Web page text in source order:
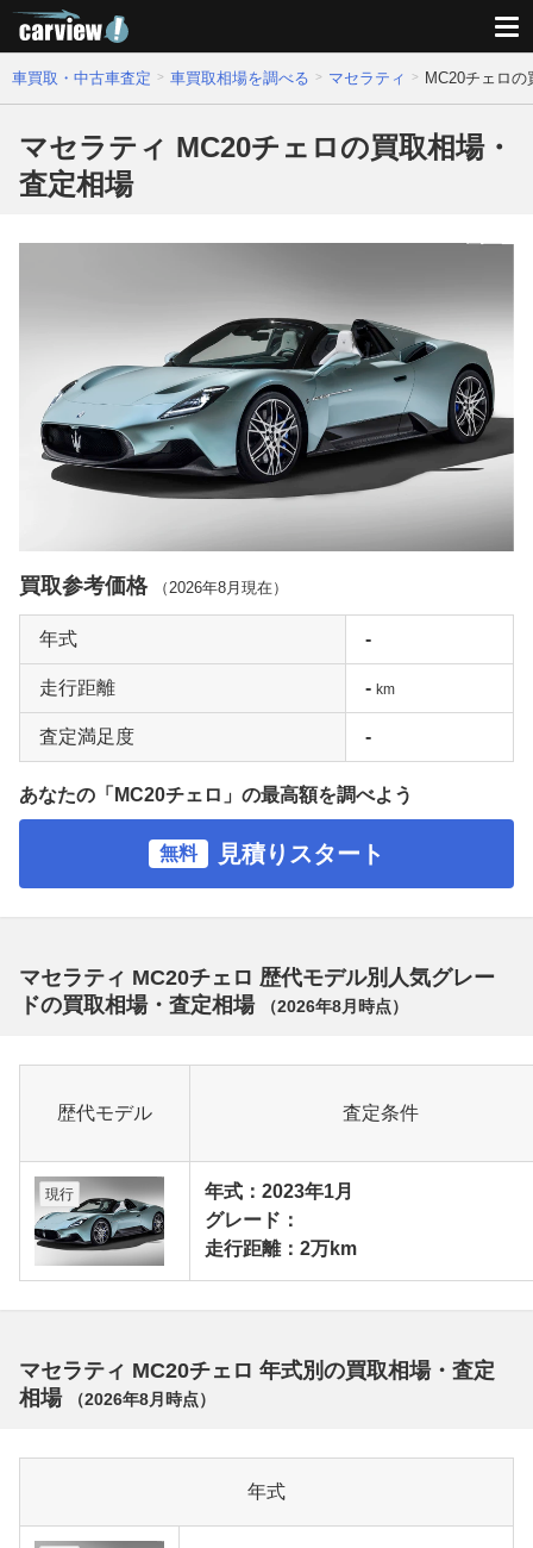
車買取・中古車査定 車買取相場を調べる マセラティ MC20チェロ
マセラティ MC20チェロの買取相場・
査定相場
買取参考価格 （ 2026年8月 現在）
年式 -
走行距離 - km
査定満足度 -
あなたの「MC20チェロ」の最高額を調べよう
無料 見積りスタート
マセラティ MC20チェロ 歴代モデル別人気グレー
ドの買取相場・査定相場
（2026年8月 時点）
歴代モデル 査定条件
現行
年式：2023年1月
グレード：
走行距離：2万km
マセラティ MC20チェロ 年式別の買取相場・査定
相場
（2026年8月 時点）
年式